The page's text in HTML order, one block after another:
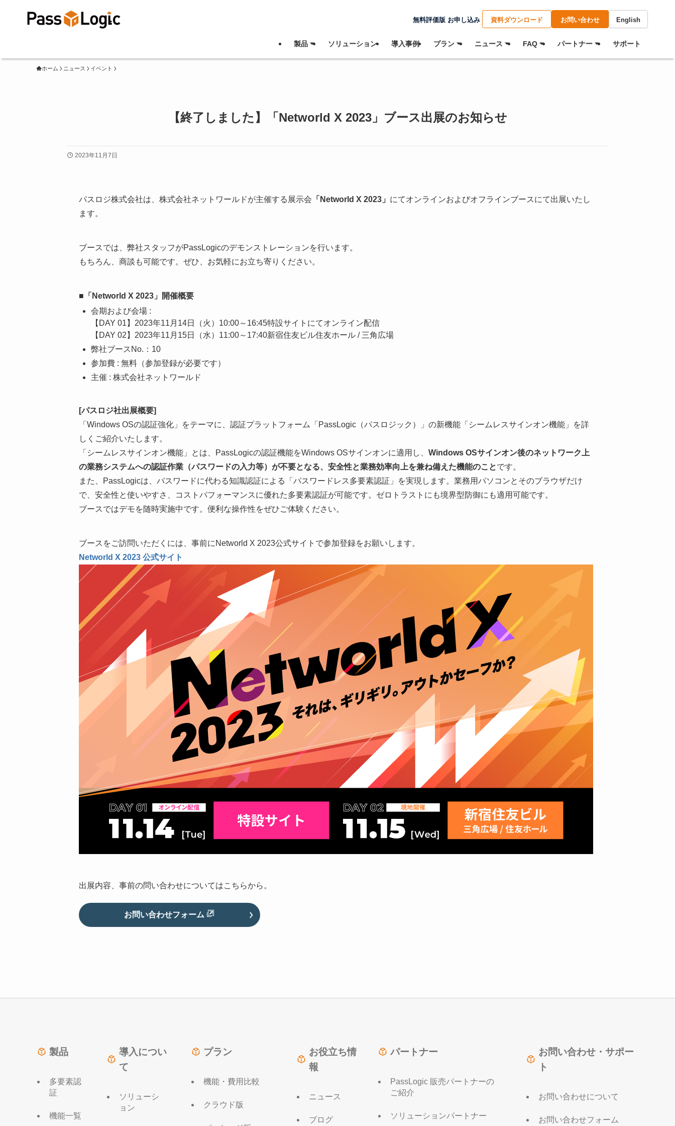
無料評価版 お申し込み 資料ダウンロード お問い合わせ English
製品 ⏷ ソリューション 導入事例 プラン ⏷ ニュース ⏷ FAQ ⏷ パートナー ⏷ サポート
ホーム ニュース イベント
【終了しました】「Networld X 2023」ブース出展のお知らせ
2023年11月7日
パスロジ株式会社は、株式会社ネットワールドが主催する展示会 「Networld X 2023」 にてオンラインおよびオフラインブースにて出展いたし
ます。
ブースでは、弊社スタッフがPassLogicのデモンストレーションを行います。
もちろん、商談も可能です。ぜひ、お気軽にお立ち寄りください。
■「Networld X 2023」開催概要
会期および会場 :
【DAY 01】2023年11月14日（火）10:00～16:45特設サイトにてオンライン配信
【DAY 02】2023年11月15日（水）11:00～17:40新宿住友ビル住友ホール / 三角広場
弊社ブースNo.：10
参加費 : 無料（参加登録が必要です）
主催 : 株式会社ネットワールド
[パスロジ社出展概要]
「Windows OSの認証強化」をテーマに、認証プラットフォーム「PassLogic（パスロジック）」の新機能「シームレスサインオン機能」を詳
しくご紹介いたします。
「シームレスサインオン機能」とは、PassLogicの認証機能をWindows OSサインオンに適用し、 Windows OSサインオン後のネットワーク上
の業務システムへの認証作業（パスワードの入力等）が不要となる、安全性と業務効率向上を兼ね備えた機能のことです。
また、PassLogicは、パスワードに代わる知識認証による「パスワードレス多要素認証」を実現します。業務用パソコンとそのブラウザだけ
で、安全性と使いやすさ、コストパフォーマンスに優れた多要素認証が可能です。ゼロトラストにも境界型防御にも適用可能です。
ブースではデモを随時実施中です。便利な操作性をぜひご体験ください。
ブースをご訪問いただくには、事前にNetworld X 2023公式サイトで参加登録をお願いします。
Networld X 2023 公式サイト
出展内容、事前の問い合わせについてはこちらから。
お問い合わせフォーム
製品
多要素認
証
機能一覧
導入につい
て
ソリューシ
ョン
プラン
機能・費用比較
クラウド版
お役立ち情
報
ニュース
ブログ
パートナー
PassLogic 販売パートナーの
ご紹介
ソリューションパートナー
お問い合わせ・サポー
ト
お問い合わせについて
お問い合わせフォーム